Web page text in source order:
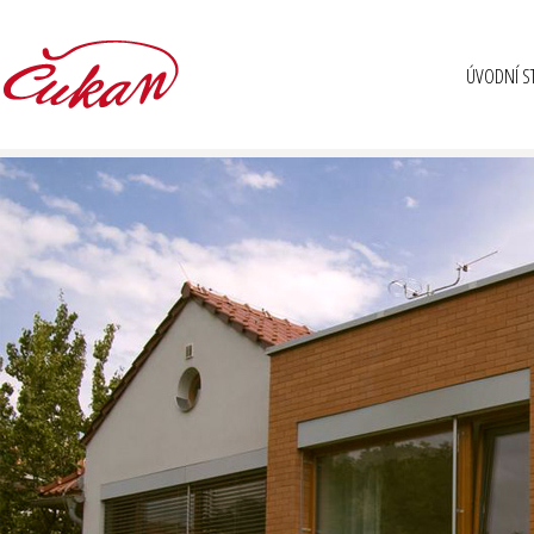
ÚVODNÍ